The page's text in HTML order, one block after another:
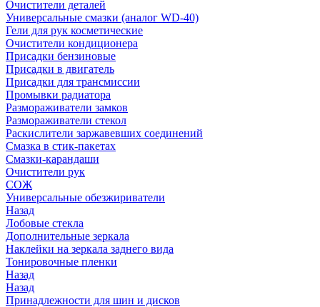
Очистители деталей
Универсальные смазки (аналог WD-40)
Гели для рук косметические
Очистители кондиционера
Присадки бензиновые
Присадки в двигатель
Присадки для трансмиссии
Промывки радиатора
Размораживатели замков
Размораживатели стекол
Раскислители заржавевших соединений
Смазка в стик-пакетах
Смазки-карандаши
Очистители рук
СОЖ
Универсальные обезжириватели
Назад
Лобовые стекла
Дополнительные зеркала
Наклейки на зеркала заднего вида
Тонировочные пленки
Назад
Назад
Принадлежности для шин и дисков